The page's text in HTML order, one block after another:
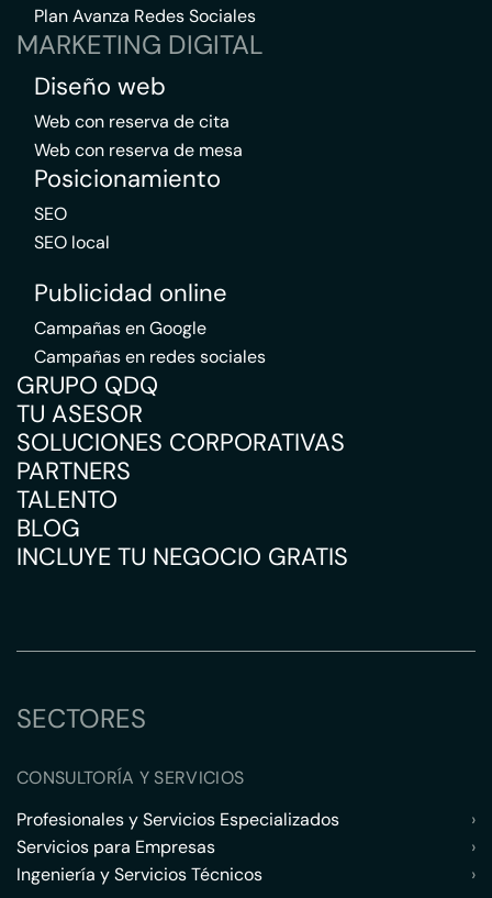
Plan Avanza Redes Sociales
MARKETING DIGITAL
Diseño web
Web con reserva de cita
Web con reserva de mesa
Posicionamiento
SEO
SEO local
Publicidad online
Campañas en Google
Campañas en redes sociales
GRUPO QDQ
TU ASESOR
SOLUCIONES CORPORATIVAS
PARTNERS
TALENTO
BLOG
INCLUYE TU NEGOCIO GRATIS
SECTORES
CONSULTORÍA Y SERVICIOS
Profesionales y Servicios Especializados
›
Servicios para Empresas
›
Ingeniería y Servicios Técnicos
›